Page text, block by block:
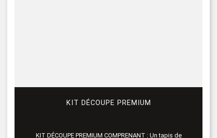
KIT DÉCOUPE PREMIUM
KIT DÉCOUPE PREMIUM COMPRENANT : Un tapis de